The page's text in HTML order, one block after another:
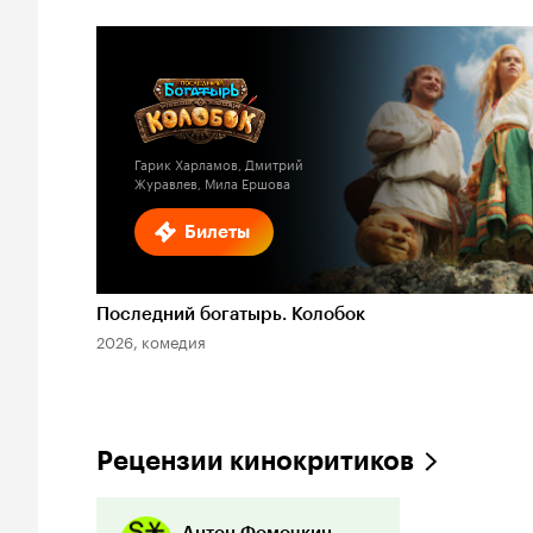
Билеты
Гарик Харламов, Дмитрий
Журавлев, Мила Ершова
Последний богатырь. Колобок
2026, комедия
Рецензии кинокритиков